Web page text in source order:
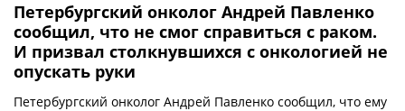
Петербургский онколог Андрей Павленко
сообщил, что не смог справиться с раком.
И призвал столкнувшихся с онкологией не
опускать руки
Петербургский онколог Андрей Павленко сообщил, что ему